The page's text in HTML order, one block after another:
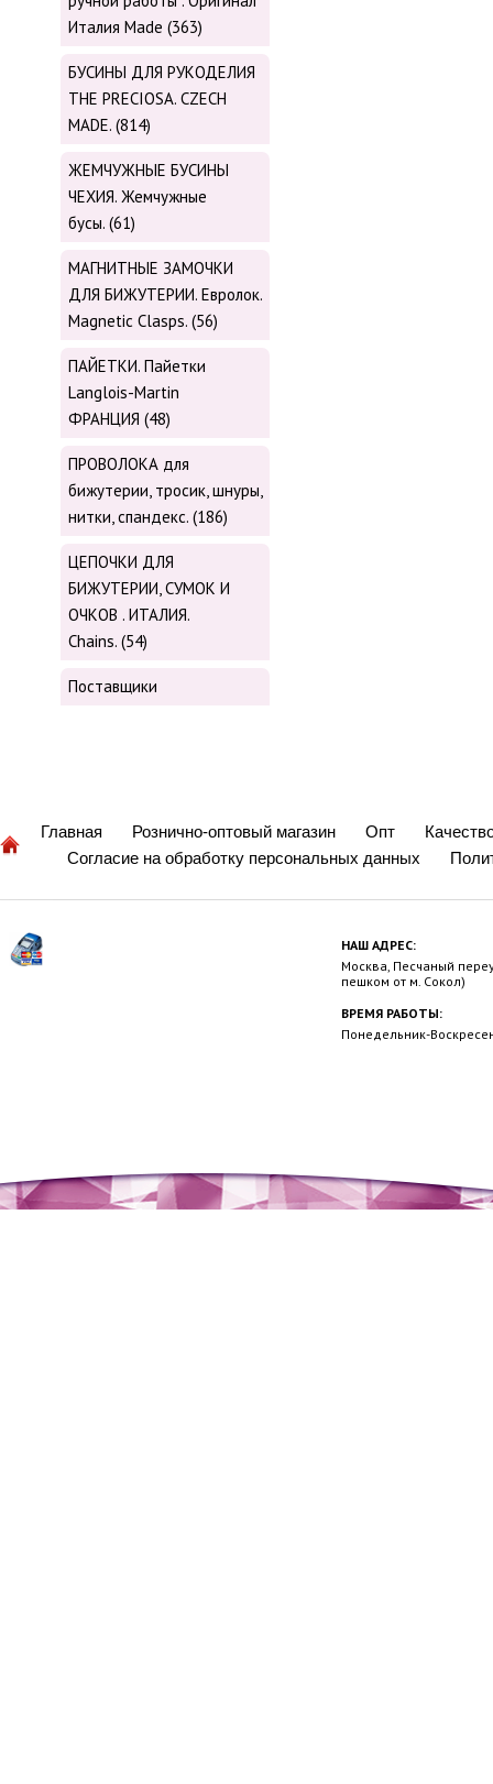
Италия Made (363)
БУСИНЫ ДЛЯ РУКОДЕЛИЯ
THE PRECIOSA. CZECH
MADE. (814)
ЖЕМЧУЖНЫЕ БУСИНЫ
ЧЕХИЯ. Жемчужные
бусы. (61)
МАГНИТНЫЕ ЗАМОЧКИ
ДЛЯ БИЖУТЕРИИ. Евролок.
Magnetic Сlasps. (56)
ПАЙЕТКИ. Пайетки
Langlois-Martin
ФРАНЦИЯ (48)
ПРОВОЛОКА для
бижутерии, тросик, шнуры,
нитки, cпандекс. (186)
ЦЕПОЧКИ ДЛЯ
БИЖУТЕРИИ, СУМОК И
ОЧКОВ . ИТАЛИЯ.
Chains. (54)
Поставщики
Главная Рознично-оптовый магазин Опт
Согласие на обработку персональных данных
НАШ АДРЕС:
Москва, Песчаный
пешком от м. Сокол)
ВРЕМЯ РАБОТЫ:
Понедельник-